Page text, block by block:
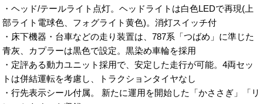
・ヘッド/テールライト点灯。ヘッドライトは白色LEDで再現(上
部ライト電球色、フォグライト黄色)。消灯スイッチ付
・床下機器・台車などの走り装置は、787系「つばめ」に準じた
青灰、カプラーは黒色で設定。黒染め車輪を採用
・定評ある動力ユニット採用で、安定した走行が可能。4両セッ
トは併結運転を考慮し、トラクションタイヤなし
・行先表示シール付属。 新たに運用を開始した「かささぎ」「リ